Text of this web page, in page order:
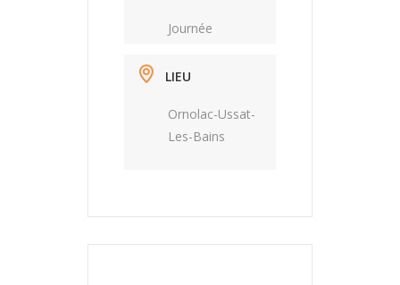
Journée
LIEU
Ornolac-Ussat-
Les-Bains